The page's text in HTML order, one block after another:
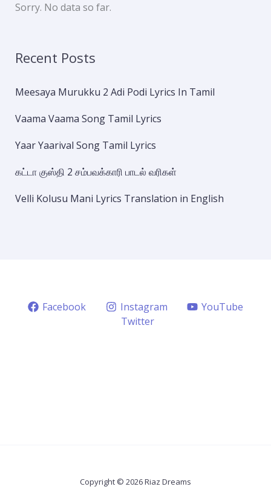
Sorry. No data so far.
Recent Posts
Meesaya Murukku 2 Adi Podi Lyrics In Tamil
Vaama Vaama Song Tamil Lyrics
Yaar Yaarival Song Tamil Lyrics
கட்டா குஸ்தி 2 சம்பவக்காரி பாடல் வரிகள்
Velli Kolusu Mani Lyrics Translation in English
Facebook Instagram
YouTube
Twitter
Copyright © 2026 Riaz Dreams